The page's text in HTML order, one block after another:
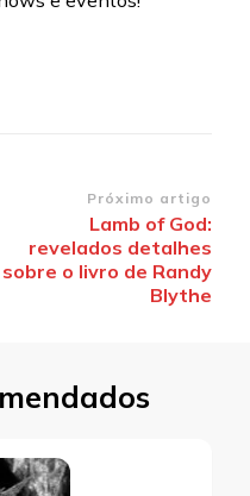
Próximo artigo
Lamb of God:
revelados detalhes
sobre o livro de Randy
Blythe